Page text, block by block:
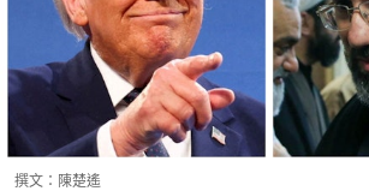
撰文： 陳楚遙